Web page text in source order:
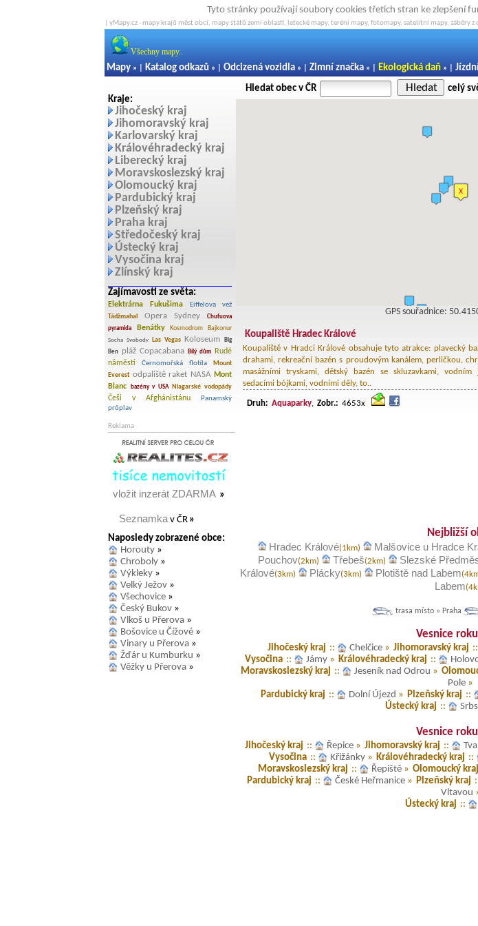
Tyto stránky používají soubory cookies třetích stran ke zlepšení
| yMapy.cz - mapy krajů měst obcí, mapy států zemí oblastí, letecké mapy, teréní mapy, fotomapy, satelitní mapy, záběry
Všechny mapy..
Mapy » | Katalog odkazů » | Odcizená vozidla » | Zimní značka » | Ekologická daň » |
Kraje:
Jihočeský kraj
Jihomoravský kraj
Karlovarský kraj
Královéhradecký kraj
Liberecký kraj
Moravskoslezský kraj
Olomoucký kraj
Pardubický kraj
Plzeňský kraj
Praha kraj
Středočeský kraj
Ústecký kraj
Vysočina kraj
Zlínský kraj
Zajímavosti ze světa:
Elektrárna Fukušima
Eiffelova vež
Tádžmahal
Opera Sydney
Chufuova
pyramida
Benátky Kosmodrom Bajkonur
Socha Svobody Las Vegas Koloseum
Big
Ben
pláž Copacabana Bílý dům
Rudé
náměstí
Černomořská flotila
Mount
Everest odpaliště raket NASA Mont
Blanc
bazény v USA Niagarské vodopády
Češi v Afghánistánu
Panamský
průplav
Reklama
vložit inzerát ZDARMA »
Seznamkav ČR »
Naposledy zobrazené obce:
Horouty »
Chroboly »
Výkleky »
Velký Ježov »
Všechovice »
Český Bukov »
Vlkoš u Přerova »
Bošovice u Čížové »
Vinary u Přerova »
Žďár u Kumburku »
Věžky u Přerova »
Hledat obec v ČR Hledat celý
GPS souřadnice:
Koupaliště Hradec Králové
Koupaliště v Hradci Králové obsahuje tyto atrakce: plavecký
drahami, rekreační bazén s proudovým kanálem, perličkou,
masážními tryskami, dětský bazén se skluzavkami, vodním
sedacími bójkami, vodními děly, to..
Druh: Aquaparky Zobr.: 4653x
Nejbližší
Hradec Králové(1km) Malšovice u Hradce
Pouchov(2km) Třebeš(2km) Slezské
Králové(3km) Plácky(3km) Plotiště nad Labem
Labem
trasa místo » Praha
Vesnice
Jihočeský kraj :: Chelčice » Jihomoravský kraj ::
Vysočina :: Jámy » Královéhradecký kraj ::
Moravskoslezský kraj :: Jeseník nad Odrou »
Pole »
Pardubický kraj :: Dolní Újezd » Plzeňský kraj ::
Ústecký kraj ::
Vesnice
Jihočeský kraj :: Řepice» Jihomoravský kraj ::
Vysočina :: Křižánky » Královéhradecký kraj ::
Moravskoslezský kraj :: Řepiště » Olomoucký kraj
Pardubický kraj :: České Heřmanice » Plzeňský kraj
Vltavou
Ústecký kraj ::